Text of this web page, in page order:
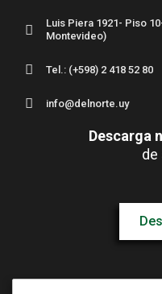
Luis Piera 1921- Piso
Montevideo)
Tel.: (+598) 2 418 52 80
info@delnorte.uy
Descarga
de